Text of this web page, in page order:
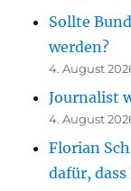
Sollte
werden?
4. August
Journalist
4. August
Florian
dafür,